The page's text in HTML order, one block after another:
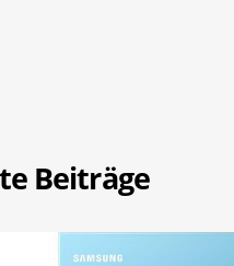
Beiträge